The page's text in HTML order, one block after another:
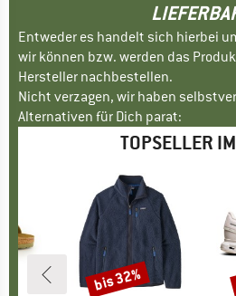
Entweder es handelt sich hierbei
wir können bzw. werden das
Hersteller nachbestellen.
Nicht verzagen, wir haben
Alternativen für Dich parat:
TOPSELLER
Rabatt
bis 32%